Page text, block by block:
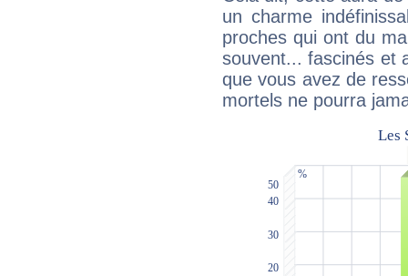
un charme
proches qui ont du
souvent... fascinés et
que vous avez de
mortels ne pourra